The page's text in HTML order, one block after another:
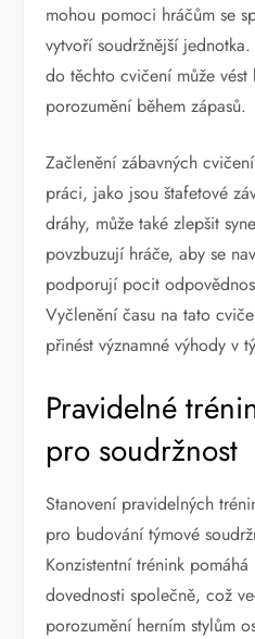
mohou pomoci hráčům se
vytvoří soudržnější
do těchto cvičení může vést
porozumění během zápasů.
Začlenění zábavných
práci, jako jsou štafetové
dráhy, může také zlepšit
povzbuzují hráče, aby se
podporují pocit
Vyčlenění času na tato
přinést významné výhody v
Pravidelné
pro soudržnost
Stanovení pravidelných
pro budování týmové
Konzistentní trénink
dovednosti společně, což
porozumění herním stylům